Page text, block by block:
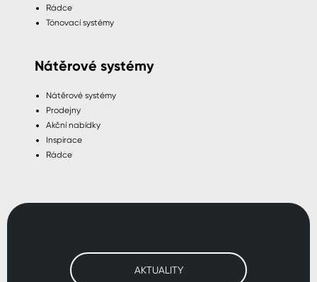
Rádce
Tónovací systémy
Nátěrové systémy
Nátěrové systémy
Prodejny
Akční nabídky
Inspirace
Rádce
AKTUALITY